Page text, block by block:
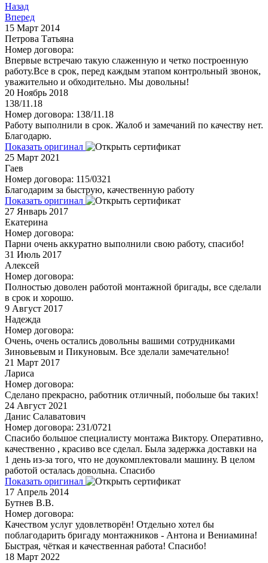
Назад
Вперед
15 Март 2014
Петрова Татьяна
Номер договора:
Впервые встречаю такую слаженную и четко построенную
работу.Все в срок, перед каждым этапом контрольный звонок,
уважительно и обходительно. Мы довольны!
20 Ноябрь 2018
138/11.18
Номер договора: 138/11.18
Работу выполнили в срок. Жалоб и замечаний по качеству нет.
Благодарю.
Показать оригинал
25 Март 2021
Гаев
Номер договора: 115/0321
Благодарим за быструю, качественную работу
Показать оригинал
27 Январь 2017
Екатерина
Номер договора:
Парни очень аккуратно выполнили свою работу, спасибо!
31 Июль 2017
Алексей
Номер договора:
Полностью доволен работой монтажной бригады, все сделали
в срок и хорошо.
9 Август 2017
Надежда
Номер договора:
Очень, очень остались довольны вашими сотрудниками
Зиновьевым и Пикуновым. Все зделали замечательно!
21 Март 2017
Лариса
Номер договора:
Сделано прекрасно, работник отличный, побольше бы таких!
24 Август 2021
Данис Салаватович
Номер договора: 231/0721
Спасибо большое специалисту монтажа Виктору. Оперативно,
качественно , красиво все сделал. Была задержка доставки на
1 день из-за того, что не доукомплектовали машину. В целом
работой осталась довольна. Спасибо
Показать оригинал
17 Апрель 2014
Бутнев В.В.
Номер договора:
Качеством услуг удовлетворён! Отдельно хотел бы
поблагодарить бригаду монтажников - Антона и Вениамина!
Быстрая, чёткая и качественная работа! Спасибо!
18 Март 2022